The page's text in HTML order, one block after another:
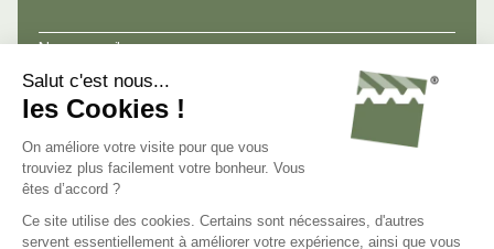
Nos conseils
Nos atouts
Avis de nos clients
Nous connaître
Nous contacter
C.G.V.